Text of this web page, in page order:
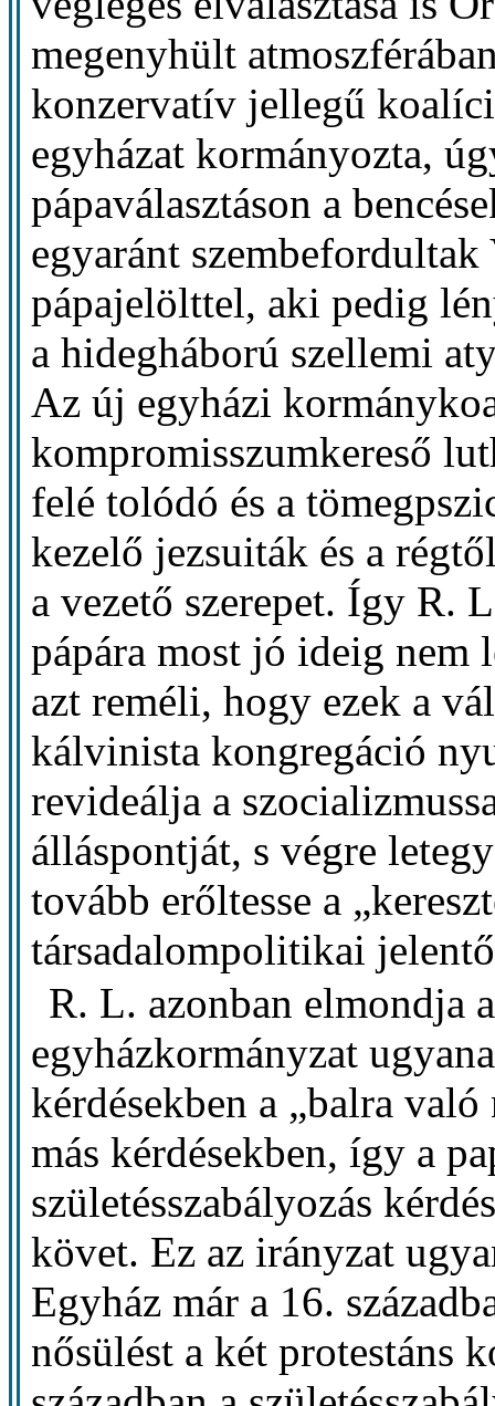
megenyhült
konzervatív jellegű
egyházat kormányozta,
pápaválasztáson a
egyaránt
pápajelölttel, aki pedig
a hidegháború szellemi
Az új egyházi
kompromisszumkereső
felé tolódó és a
kezelő jezsuiták és a
a vezető szerepet. Így R.
pápára most jó ideig nem
azt reméli, hogy ezek a
kálvinista kongregáció
revideálja a
álláspontját, s végre
tovább erőltesse a
társadalompolitikai
R. L. azonban elmondja
egyházkormányzat
kérdésekben a „balra
más kérdésekben, így a
születésszabályozás
követ. Ez az irányzat
Egyház már a 16.
nősülést a két protestáns